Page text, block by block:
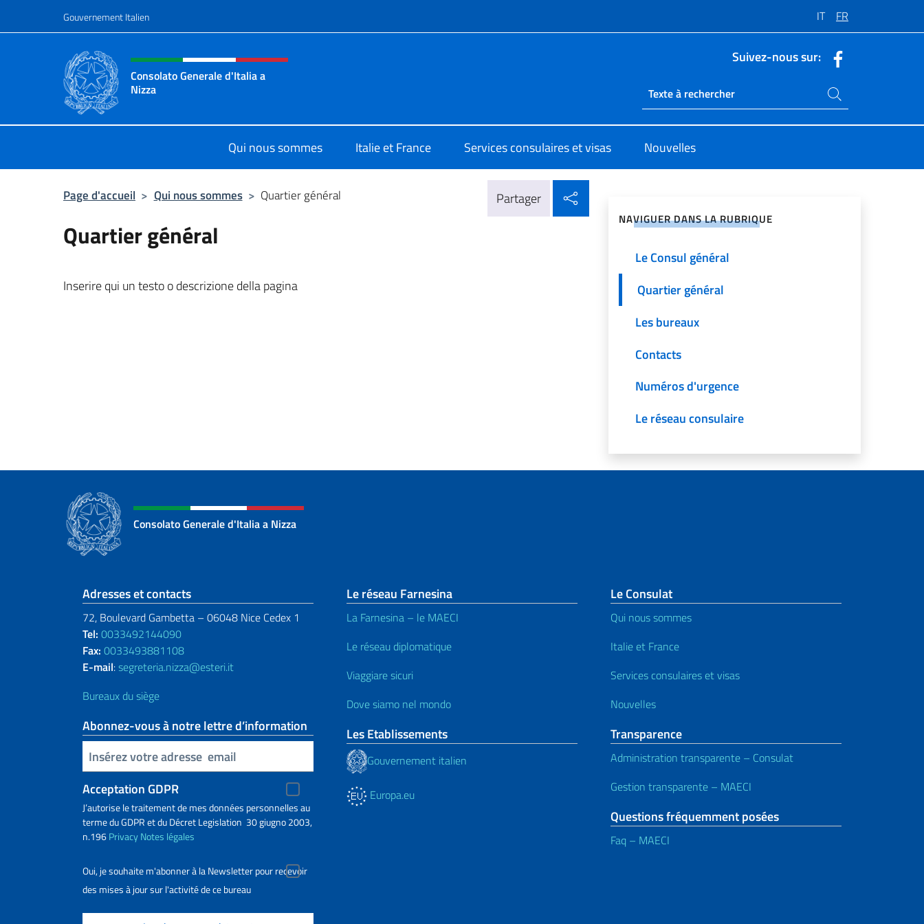
Gouvernement Italien IT FR
Site Web, social et en-tête de menu
Consolato Generale d'Italia a
Nizza
Suivez-nous sur:
Ricerca sito live
Rechercher dans le site
Qui nous sommes Italie et France Services consulaires et visas Nouvelles
Page d'accueil > Qui nous sommes > Quartier général Partager
Quartier général
Inserire qui un testo o descrizione della pagina
NAVIGUER DANS LA RUBRIQUE
Le Consul général
Quartier général
Les bureaux
Contacts
Numéros d'urgence
Le réseau consulaire
Consolato Generale d'Italia a Nizza
Section de pied de page
Adresses et contacts
72, Boulevard Gambetta – 06048 Nice Cedex 1
Tel: 0033492144090
Fax: 0033493881108
E-mail:segreteria.nizza@esteri.it
Bureaux du siège
Abonnez-vous à notre lettre d’information
Insert your email
Acceptation GDPR
J’autorise le traitement de mes données personnelles au
terme du GDPR et du Décret Legislation 30 giugno 2003,
n.196PrivacyNotes légales
Oui, je souhaite m'abonner à la Newsletter pour recevoir
des mises à jour sur l'activité de ce bureau
Le réseau Farnesina
La Farnesina – le MAECI
Le réseau diplomatique
Viaggiare sicuri
Dove siamo nel mondo
Les Etablissements
Gouvernement italien
Europa.eu
Le Consulat
Qui nous sommes
Italie et France
Services consulaires etvisas
Nouvelles
Transparence
Administration transparente – Consulat
Gestion transparente – MAECI
Questions fréquemment posées
Faq – MAECI